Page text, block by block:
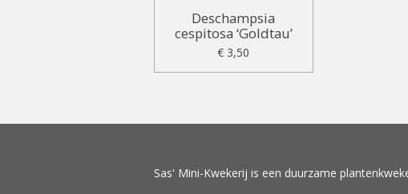
Deschampsia
cespitosa ‘Goldtau’
€ 3,50
Sas' Mini-Kwekerij is een duurzame